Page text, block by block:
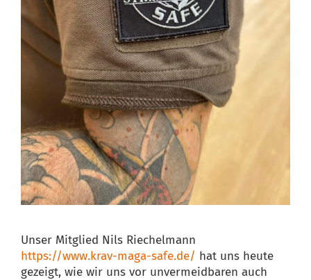
Unser Mitglied Nils Riechelmann
https://www.krav-maga-safe.de/ hat uns heute
gezeigt, wie wir uns vor unvermeidbaren auch